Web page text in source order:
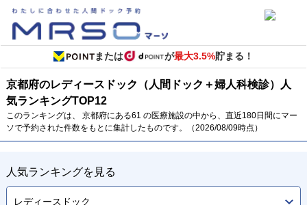
または が最大3.5%貯まる！
京都府のレディースドック（人間ドック＋婦人科検診）
人
気ランキングTOP12
このランキングは、 京都府にある61 の医療施設の中から、直近180日間にマー
ソで予約された件数をもとに集計したものです。（2026/08/09時点）
人気ランキングを見る